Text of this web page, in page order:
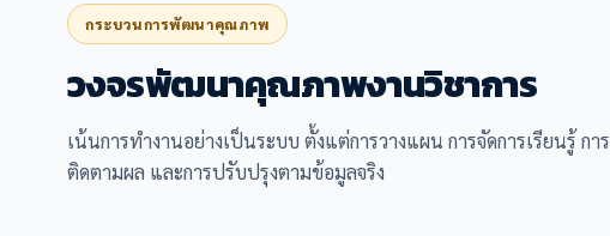
กระบวนการพัฒนาคุณภาพ
วงจรพัฒนาคุณภาพงานวิชาการ
เน้นการทำงานอย่างเป็นระบบ ตั้งแต่การวางแผน การจัดการเรียนรู้ การ
ติดตามผล และการปรับปรุงตามข้อมูลจริง